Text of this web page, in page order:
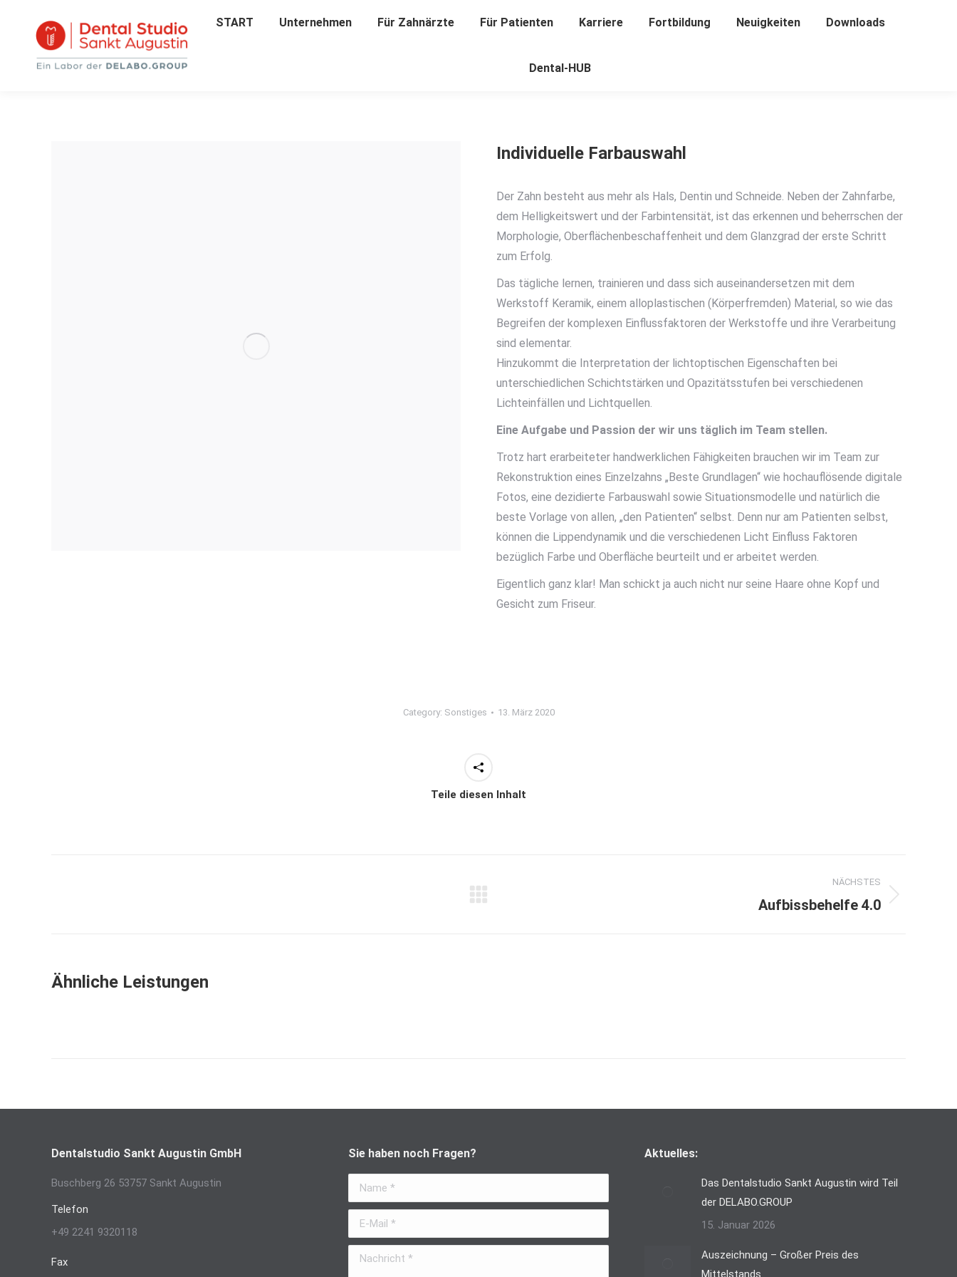
START Unternehmen Für Zahnärzte Für Patienten Karriere Fortbildung Neuigkeiten Downloads
Dental-HUB
Individuelle Farbauswahl
Der Zahn besteht aus mehr als Hals, Dentin und Schneide. Neben der Zahnfarbe,
dem Helligkeitswert und der Farbintensität, ist das erkennen und beherrschen der
Morphologie, Oberflächenbeschaffenheit und dem Glanzgrad der erste Schritt
zum Erfolg.
Das tägliche lernen, trainieren und dass sich auseinandersetzen mit dem
Werkstoff Keramik, einem alloplastischen (Körperfremden) Material, so wie das
Begreifen der komplexen Einflussfaktoren der Werkstoffe und ihre Verarbeitung
sind elementar.
Hinzukommt die Interpretation der lichtoptischen Eigenschaften bei
unterschiedlichen Schichtstärken und Opazitätsstufen bei verschiedenen
Lichteinfällen und Lichtquellen.
Eine Aufgabe und Passion der wir uns täglich im Team stellen.
Trotz hart erarbeiteter handwerklichen Fähigkeiten brauchen wir im Team zur
Rekonstruktion eines Einzelzahns „Beste Grundlagen“ wie hochauflösende digitale
Fotos, eine dezidierte Farbauswahl sowie Situationsmodelle und natürlich die
beste Vorlage von allen, „den Patienten“ selbst. Denn nur am Patienten selbst,
können die Lippendynamik und die verschiedenen Licht Einfluss Faktoren
bezüglich Farbe und Oberfläche beurteilt und er arbeitet werden.
Eigentlich ganz klar! Man schickt ja auch nicht nur seine Haare ohne Kopf und
Gesicht zum Friseur.
Category: Sonstiges 13. März 2020
Teile diesen Inhalt
NÄCHSTES
Aufbissbehelfe 4.0
Ähnliche Leistungen
Dentalstudio Sankt Augustin GmbH
Buschberg 26 53757 Sankt Augustin
Telefon
+49 2241 9320118
Fax
Sie haben noch Fragen?
Name *
E-Mail *
Nachricht *
Aktuelles:
Das Dentalstudio Sankt Augustin wird Teil
der DELABO.GROUP
15. Januar 2026
Auszeichnung – Großer Preis des
Mittelstands
START Unternehmen Für Zahnärzte Für Patienten Karriere Fortbildung Neuigkeiten Downloads
Dental-HUB